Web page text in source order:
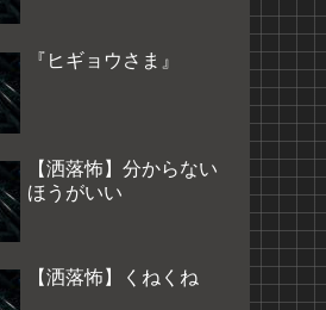
『ヒギョウさま』
【洒落怖】分からない
ほうがいい
【洒落怖】くねくね